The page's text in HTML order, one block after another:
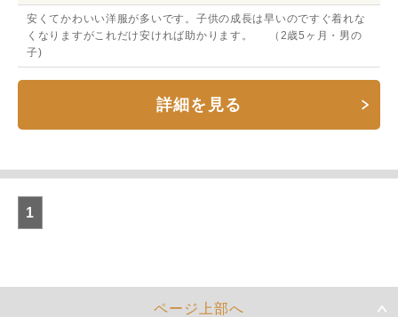
安くてかわいい洋服が多いです。子供の成長は早いのですぐ着れな
くなりますがこれだけ安ければ助かります。 （2歳5ヶ月・男の
子)
詳細を見る
1
ページ上部へ